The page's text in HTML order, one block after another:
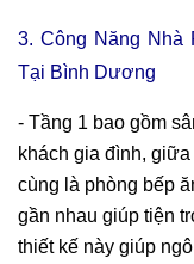
3. Công Năng Nhà
Tại Bình Dương
- Tầng 1 bao gồm
khách gia đình,
cùng là phòng bếp
gần nhau giúp tiện
thiết kế này giúp